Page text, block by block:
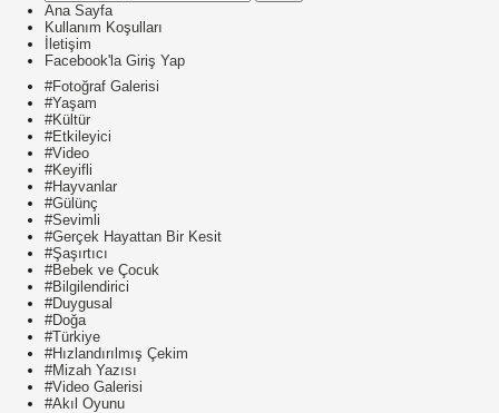
Ana Sayfa
Kullanım Koşulları
İletişim
Facebook'la Giriş Yap
#Fotoğraf Galerisi
#Yaşam
#Kültür
#Etkileyici
#Video
#Keyifli
#Hayvanlar
#Gülünç
#Sevimli
#Gerçek Hayattan Bir Kesit
#Şaşırtıcı
#Bebek ve Çocuk
#Bilgilendirici
#Duygusal
#Doğa
#Türkiye
#Hızlandırılmış Çekim
#Mizah Yazısı
#Video Galerisi
#Akıl Oyunu